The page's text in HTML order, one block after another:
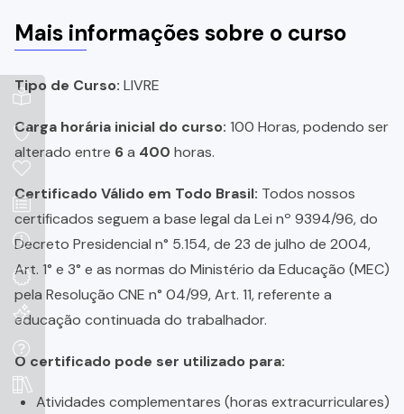
Mais informações sobre o curso
Tipo de Curso: LIVRE
Carga horária inicial do curso: 100 Horas, podendo ser
alterado entre 6a 400 horas.
Certificado Válido em Todo Brasil: Todos nossos
certificados seguem a base legal da Lei nº 9394/96, do
Decreto Presidencial n° 5.154, de 23 de julho de 2004,
Art. 1° e 3° e as normas do Ministério da Educação (MEC)
pela Resolução CNE n° 04/99, Art. 11, referente a
educação continuada do trabalhador.
O certificado pode ser utilizado para:
Atividades complementares (horas extracurriculares)